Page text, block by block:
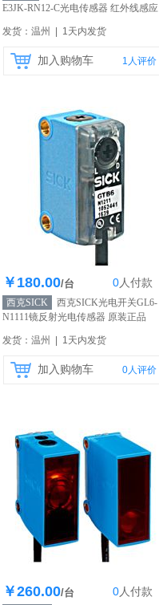
E3JK-RN12-C光电传感器 红外线感应
发货：温州 | 1天内发货
加入购物车 1 人评价
库存200个
￥180.00/台 0人付款
西克SICK
西克SICK光电开关GL6-
N1111镜反射光电传感器 原装正品
发货：温州 | 1天内发货
加入购物车 0人评价
库存200个
￥260.00/台 0人付款